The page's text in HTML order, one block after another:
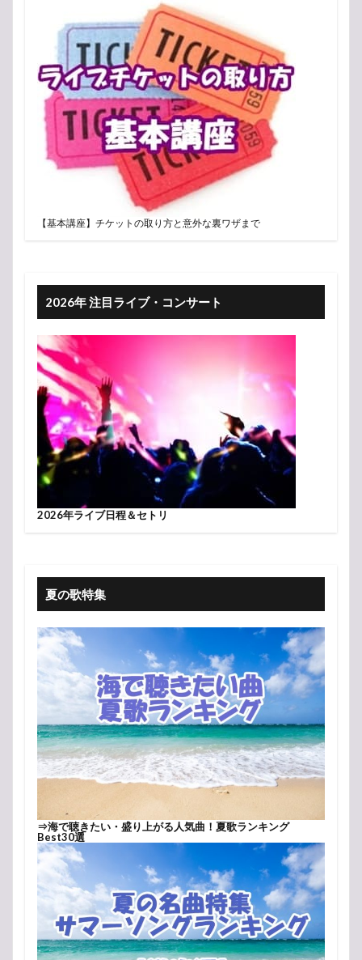
【基本講座】チケットの取り方と意外な裏ワザまで
2026年 注目ライブ・コンサート
2026年ライブ日程＆セトリ
夏の歌特集
⇒海で聴きたい・盛り上がる人気曲！夏歌ランキング
Best30選